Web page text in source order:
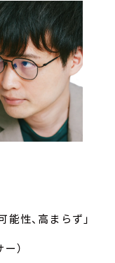
性、高まらず」
）